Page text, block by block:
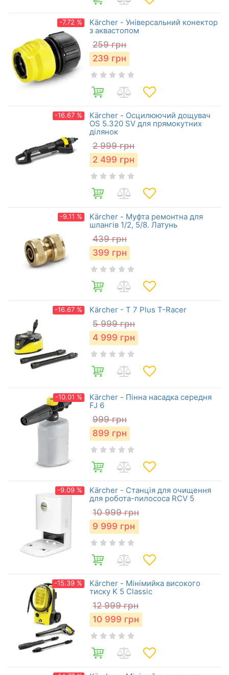
-7.72 %
Kärcher - Універсальний конектор
з аквастопом
259 грн
239 грн
-16.67 %
Kärcher - Осцилюючий дощувач
OS 5.320 SV для прямокутних
ділянок
2 999 грн
2 499 грн
-9.11 %
Kärcher - Муфта ремонтна для
шлангів 1/2, 5/8. Латунь
439 грн
399 грн
-16.67 % Kärcher - T 7 Plus T-Racer
5 999 грн
4 999 грн
-10.01 %
Kärcher - Пінна насадка середня
FJ 6
999 грн
899 грн
-9.09 %
Kärcher - Станція для очищення
для робота-пилососа RCV 5
10 999 грн
9 999 грн
-15.39 %
Kärcher - Мінімийка високого
тиску K 5 Classic
12 999 грн
10 999 грн